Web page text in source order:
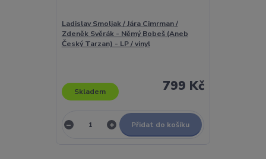
Ladislav Smoljak / Jára Cimrman /
Zdeněk Svěrák - Němý Bobeš (Aneb
Český Tarzan) - LP / vinyl
799 Kč
Skladem
Přidat do košíku